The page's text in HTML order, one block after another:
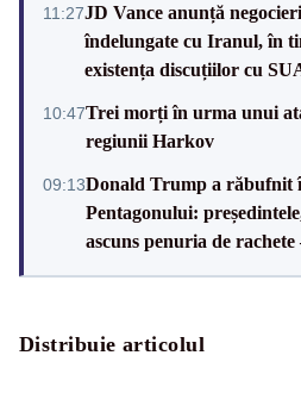
11:27JD Vance anunță
îndelungate cu Iranul, în
existența discuțiilor cu
10:47Trei morți în urma unui
regiunii Harkov
09:13Donald Trump a răbufnit
Pentagonului:
ascuns penuria de rachete
Distribuie articolul